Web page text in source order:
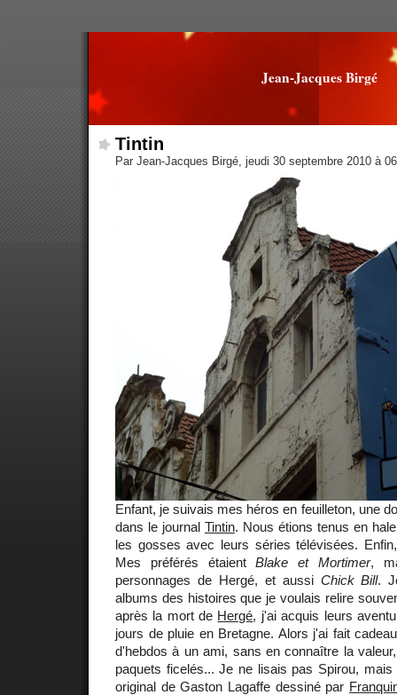
Jean-Jacques Birgé
Tintin
Par Jean-Jacques Birgé, jeudi 30 septembre 2010 à
Enfant, je suivais mes héros en feuilleton, une
dans le journal Tintin. Nous étions tenus en
les gosses avec leurs séries télévisées.
Mes préférés étaientBlake et Mortimer,
personnages de Hergé, et aussi Chick Bill.
albums des histoires que je voulais relire
après la mort de Hergé, j'ai acquis leurs
jours de pluie en Bretagne. Alors j'ai fait
d'hebdos à un ami, sans en connaître la
paquets ficelés... Je ne lisais pas Spirou,
original de Gaston Lagaffe dessiné par